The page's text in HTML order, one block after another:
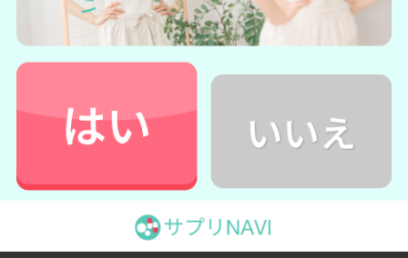
う。
ご紹介するのはいずれも 機能性表示食品です。